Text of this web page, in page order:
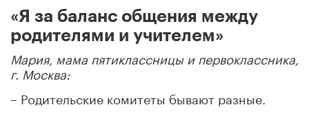
«Я за баланс общения между
родителями и учителем»
Мария, мама пятиклассницы и первоклассника,
г. Москва:
– Родительские комитеты бывают разные.